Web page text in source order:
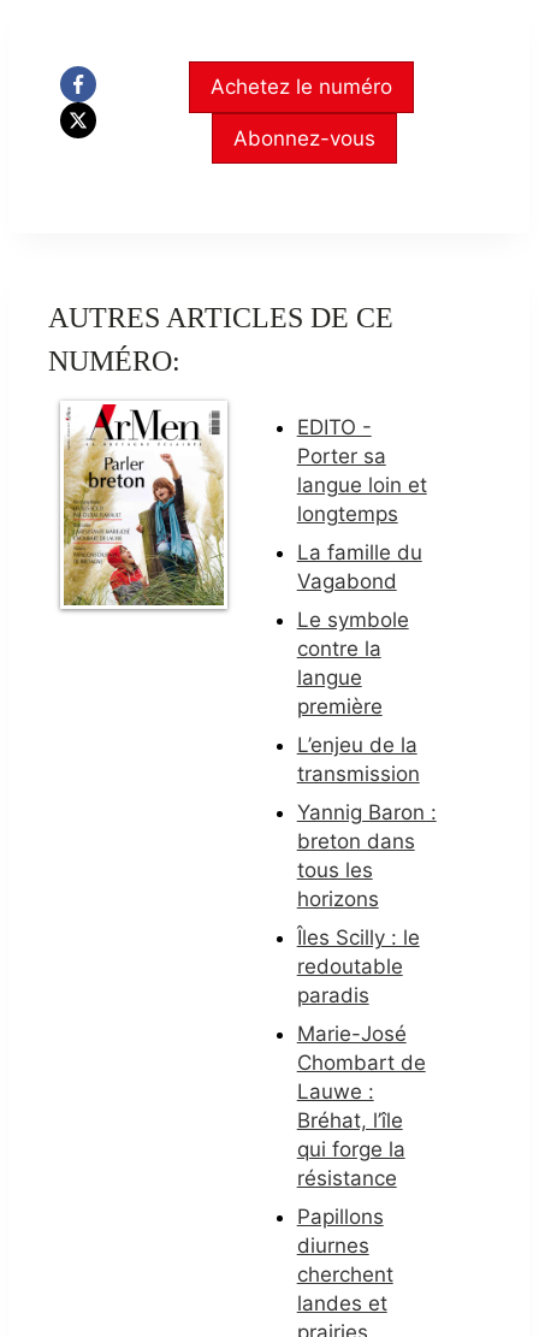
Achetez le numéro
Abonnez-vous
AUTRES ARTICLES DE CE
NUMÉRO:
EDITO -
Porter sa
langue loin et
longtemps
La famille du
Vagabond
Le symbole
contre la
langue
première
L’enjeu de la
transmission
Yannig Baron :
breton dans
tous les
horizons
Îles Scilly : le
redoutable
paradis
Marie-José
Chombart de
Lauwe :
Bréhat, l’île
qui forge la
résistance
Papillons
diurnes
cherchent
landes et